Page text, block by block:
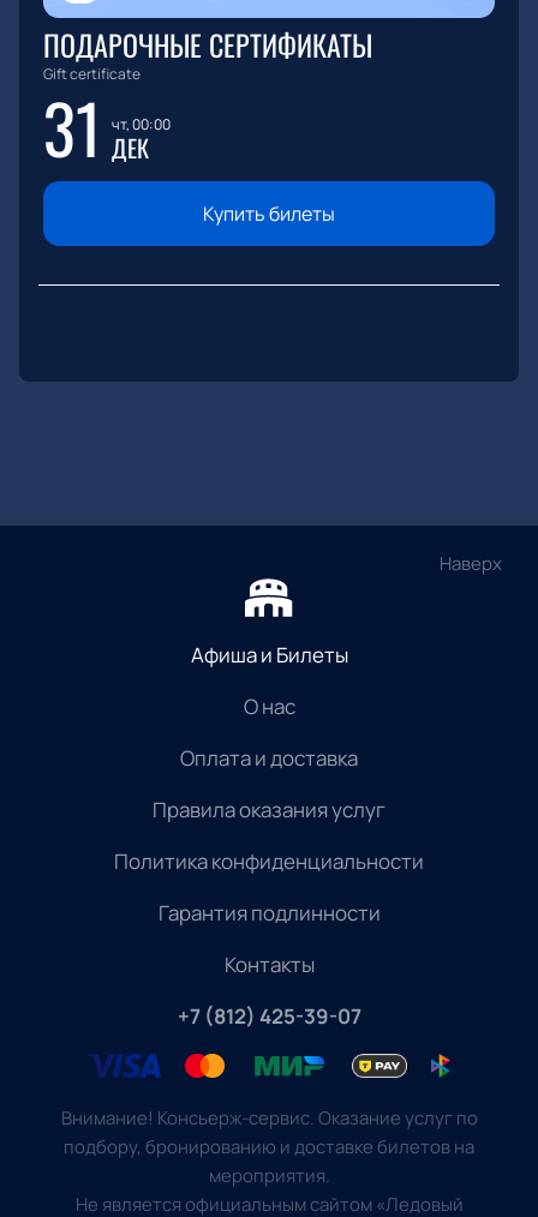
ПОДАРОЧНЫЕ СЕРТИФИКАТЫ
Gift certificate
31 чт, 00:00
ДЕК
Купить билеты
Наверх
Афиша и Билеты
О нас
Оплата и доставка
Правила оказания услуг
Политика конфиденциальности
Гарантия подлинности
Контакты
+7 (812) 425-39-07
Внимание! Консьерж-сервис. Оказание услуг по
подбору, бронированию и доставке билетов на
мероприятия.
Не является официальным сайтом «Ледовый